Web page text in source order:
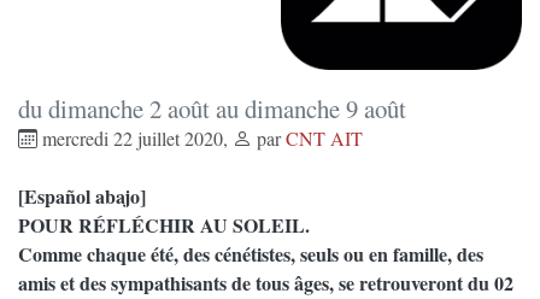
du dimanche 2 août au dimanche 9 août
mercredi 22 juillet 2020, parCNT AIT
[Español abajo]
POUR RÉFLÉCHIR AU SOLEIL.
Comme chaque été, des cénétistes, seuls ou en famille, des
amis et des sympathisants de tous âges, se retrouveront du 02